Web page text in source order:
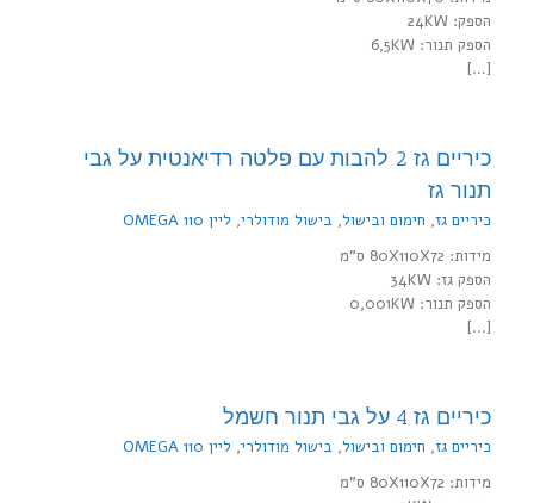
הספק: 24KW
הספק תנור: 6,5KW
[…]
כיריים גז 2 להבות עם פלטה רדיאנטית על גבי
תנור גז
כיריים גז, חימום ובישול, בישול מודולרי, ליין 110 OMEGA
מידות: 80X110X72 ס"מ
הספק גז: 34KW
הספק תנור: 0,001KW
[…]
כיריים גז 4 על גבי תנור חשמל
כיריים גז, חימום ובישול, בישול מודולרי, ליין 110 OMEGA
מידות: 80X110X72 ס"מ